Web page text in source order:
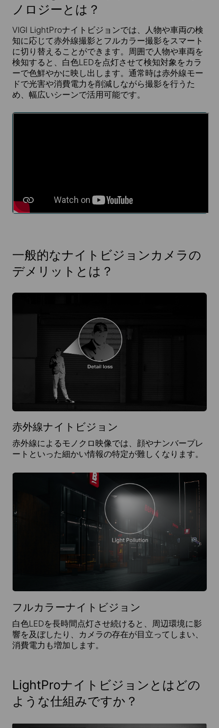
ノロジーとは？
VIGI LightProナイトビジョンでは、人物や車両の検
知に応じて赤外線撮影とフルカラー撮影をスマート
に切り替えることができます。周囲で人物や車両を
検知すると、白色LEDを点灯させて検知対象をカラ
ーで色鮮やかに映し出します。通常時は赤外線モー
ドで光害や消費電力を削減しながら撮影を行うた
め、幅広いシーンで活用可能です。
一般的なナイトビジョンカメラの
デメリットとは？
赤外線ナイトビジョン
赤外線によるモノクロ映像では、顔やナンバープレ
ートといった細かい情報の特定が難しくなります。
フルカラーナイトビジョン
白色LEDを長時間点灯させ続けると、周辺環境に影
響を及ぼしたり、カメラの存在が目立ってしまい、
消費電力も増加します。
LightProナイトビジョンとはどの
ような仕組みですか？